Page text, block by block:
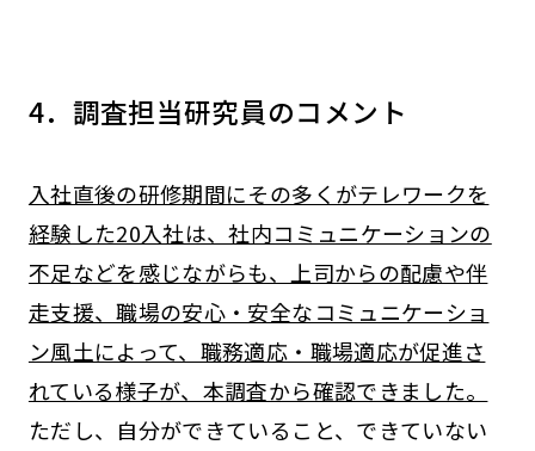
4．調査担当研究員のコメント
入社直後の研修期間にその多くがテレワークを
経験した20入社は、社内コミュニケーションの
不足などを感じながらも、上司からの配慮や伴
走支援、職場の安心・安全なコミュニケーショ
ン風土によって、職務適応・職場適応が促進さ
れている様子が、本調査から確認できました。
ただし、自分ができていること、できていない